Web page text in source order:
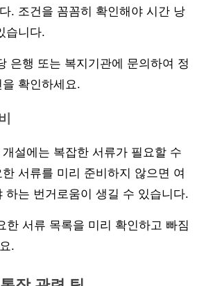
. 조건을 꼼꼼히 확인해야 시간 낭
습니다.
은행 또는 복지기관에 문의하여 정
확인하세요.
설에는 복잡한 서류가 필요할 수
서류를 미리 준비하지 않으면 여
하는 번거로움이 생길 수 있습니다.
한 서류 목록을 미리 확인하고 빠짐
.